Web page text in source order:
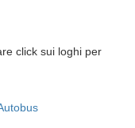
click sui loghi per